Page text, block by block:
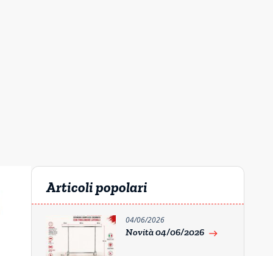
Articoli popolari
04/06/2026
Novità 04/06/2026 east